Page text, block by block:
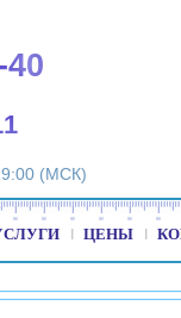
40
(МСК)
ЦЕНЫ